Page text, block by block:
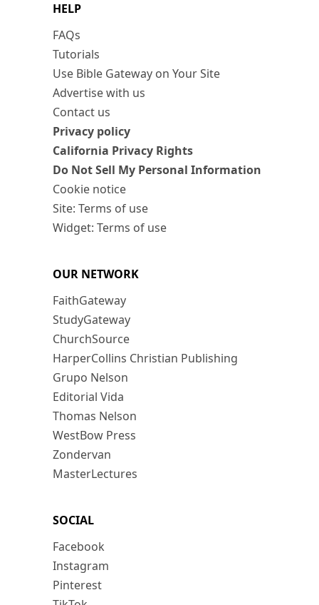
HELP
FAQs
Tutorials
Use Bible Gateway on Your Site
Advertise with us
Contact us
Privacy policy
California Privacy Rights
Do Not Sell My Personal Information
Cookie notice
Site: Terms of use
Widget: Terms of use
OUR NETWORK
FaithGateway
StudyGateway
ChurchSource
HarperCollins Christian Publishing
Grupo Nelson
Editorial Vida
Thomas Nelson
WestBow Press
Zondervan
MasterLectures
SOCIAL
Facebook
Instagram
Pinterest